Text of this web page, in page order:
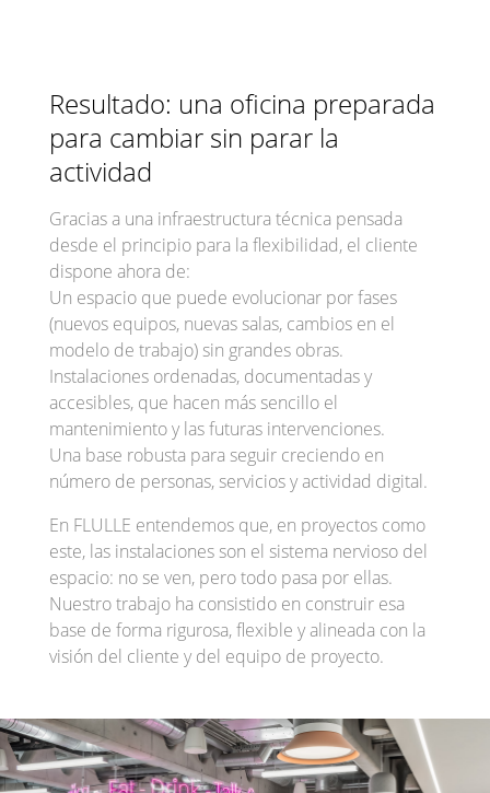
Resultado: una oficina preparada
para cambiar sin parar la
actividad
Gracias a una infraestructura técnica pensada
desde el principio para la flexibilidad, el cliente
dispone ahora de:
Un espacio que puede evolucionar por fases
(nuevos equipos, nuevas salas, cambios en el
modelo de trabajo) sin grandes obras.
Instalaciones ordenadas, documentadas y
accesibles, que hacen más sencillo el
mantenimiento y las futuras intervenciones.
Una base robusta para seguir creciendo en
número de personas, servicios y actividad digital.
En FLULLE entendemos que, en proyectos como
este, las instalaciones son el sistema nervioso del
espacio: no se ven, pero todo pasa por ellas.
Nuestro trabajo ha consistido en construir esa
base de forma rigurosa, flexible y alineada con la
visión del cliente y del equipo de proyecto.